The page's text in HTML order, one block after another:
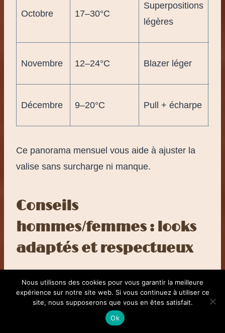
Octobre 17–30°C
Superpositions
légères
Novembre 12–24°C Blazer léger
Décembre 9–20°C Pull + écharpe
Ce panorama mensuel vous aide à ajuster la
valise sans surcharge ni manque.
Conseils
hommes/femmes : looks
adaptés et respectueux
gagner en aisance du matin au soir, quel que
soit votre style personnel.
Nous utilisons des cookies pour vous garantir la meilleure
expérience sur notre site web. Si vous continuez à utiliser ce
site, nous supposerons que vous en êtes satisfait.
Ok